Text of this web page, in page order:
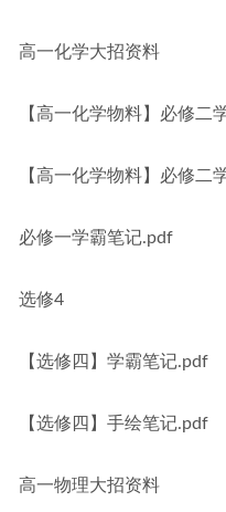
高一化学大招资料
【高一化学物料】必修二
【高一化学物料】必修二
必修一学霸笔记.pdf
选修4
【选修四】学霸笔记.pdf
【选修四】手绘笔记.pdf
高一物理大招资料